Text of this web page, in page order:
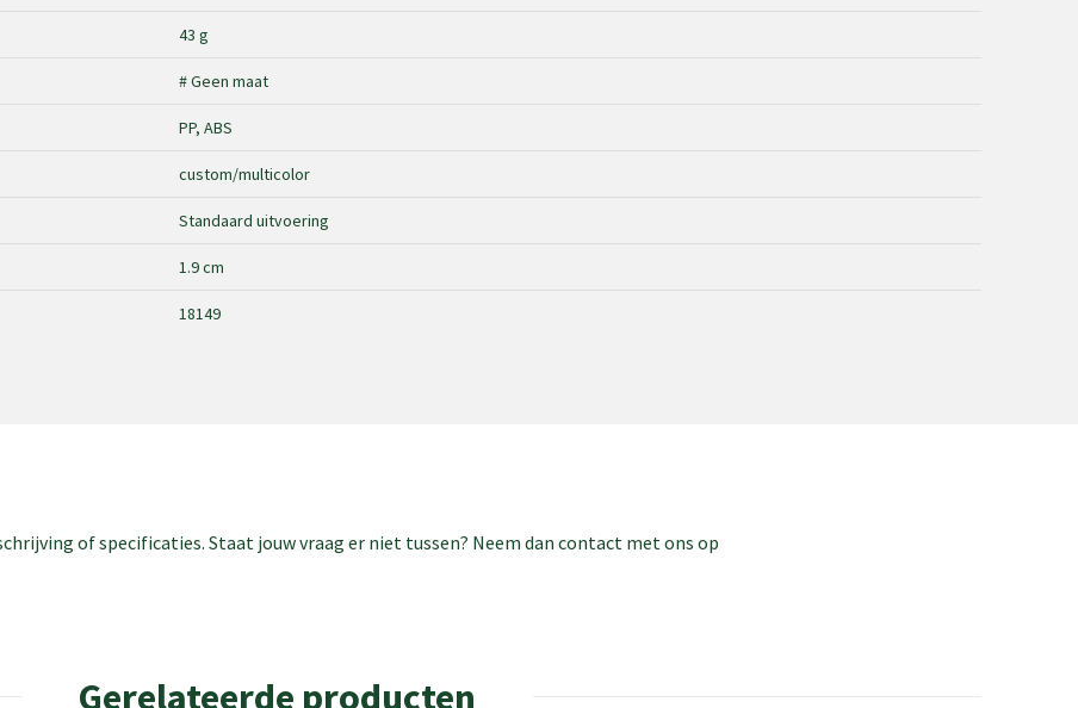
43 g
# Geen maat
PP, ABS
custom/multicolor
Standaard uitvoering
1.9 cm
18149
of specificaties. Staat jouw vraag er niet tussen? Neem dan contact met ons op
Gerelateerde producten